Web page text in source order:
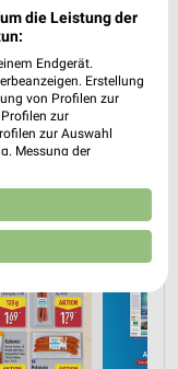
die Leistung der
Endgerät.
Erstellung
von Profilen zur
zur
zur Auswahl
Messung der
Entwicklung und
Daten zur Auswahl
und in die